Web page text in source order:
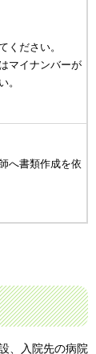
ください。
マイナンバーが
。
へ書類作成を依
、入院先の病院